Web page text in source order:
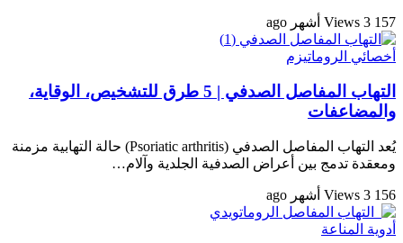
157 Views 3 أشهر ago
أخصائي الروماتيزم
التهاب المفاصل الصدفي | 5 طرق للتشخيص، الوقاية،
والمضاعفات
يُعد التهاب المفاصل الصدفي (Psoriatic arthritis) حالة التهابية مزمنة
ومعقدة تدمج بين أعراض الصدفية الجلدية وآلام…
156 Views 3 أشهر ago
أدوية المناعة